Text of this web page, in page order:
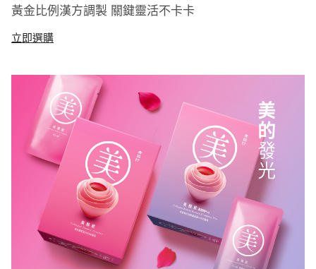
黃金比例漢方調製 關鍵靈活不卡卡
立即選購